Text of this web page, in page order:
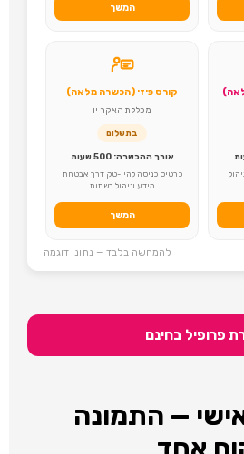
המשך
קורס פיזי (הכשרה מלאה)
מכללת האקר יו
בתשלום
אורך ההכשרה: 500 שעות
כרטיס כניסה להיי-טק דרך אבטחת
מידע וניהול רשתות
המשך
להמחשה בלבד — נתוני דוגמה
פרופיל בחינם
— התמונה